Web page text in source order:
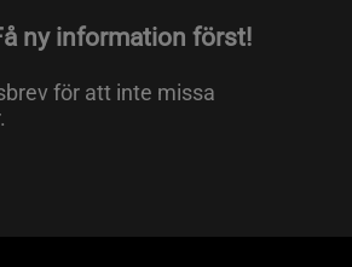
ny information först!
för att inte missa